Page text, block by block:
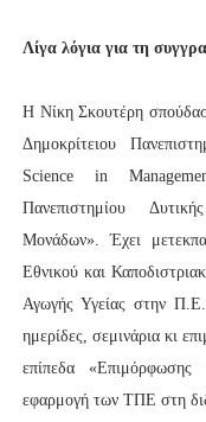
Λίγα λόγια για τη
Η Νίκη Σκουτέρη
Δημοκρίτειου
Science in
Πανεπιστημίου
Μονάδων». Έχει
Εθνικού και
Αγωγής Υγείας στην
ημερίδες, σεμινάρια κι
επίπεδα «Επιμόρφωσης
εφαρμογή των ΤΠΕ στη